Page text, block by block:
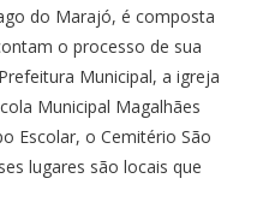
do Marajó, é composta
o processo de sua
Municipal, a igreja
Municipal Magalhães
Escolar, o Cemitério São
lugares são locais que